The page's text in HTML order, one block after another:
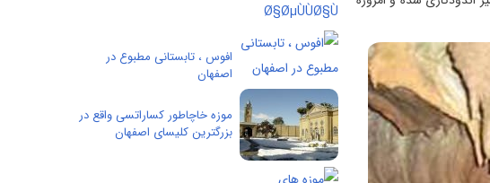
افوس ، تابستانی مطبوع در
اصفهان
موزه خاچاطور کساراتسی واقع در
بزرگترین کلیسای اصفهان